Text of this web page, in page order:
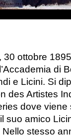
30 ottobre
di
e Licini. Si
des Artistes
dove
suo amico
Nello stesso